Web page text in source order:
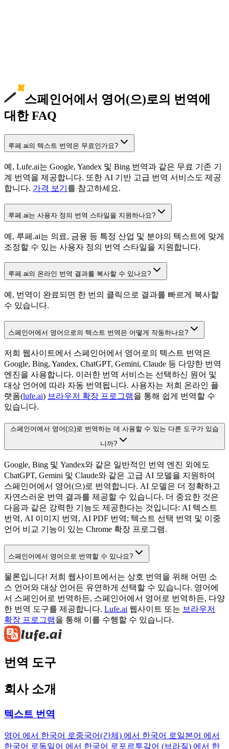
스페인어에서 영어(으)로의 번역에
대한 FAQ
루페.ai의 텍스트 번역은 무료인가요?
예, Lufe.ai는 Google, Yandex 및 Bing 번역과 같은 무료 기존 기
계 번역을 제공합니다. 또한 AI 기반 고급 번역 서비스도 제공
합니다. 가격 보기 를 참고하세요.
루페.ai는 사용자 정의 번역 스타일을 지원하나요?
예, 루페.ai는 의료, 금융 등 특정 산업 및 분야의 텍스트에 맞게
조정할 수 있는 사용자 정의 번역 스타일을 지원합니다.
루페.ai의 온라인 번역 결과를 복사할 수 있나요?
예, 번역이 완료되면 한 번의 클릭으로 결과를 빠르게 복사할
수 있습니다.
스페인어에서 영어으로의 텍스트 번역은 어떻게 작동하나요?
저희 웹사이트에서 스페인어에서 영어로의 텍스트 번역은
Google, Bing, Yandex, ChatGPT, Gemini, Claude 등 다양한 번역
엔진을 사용합니다. 이러한 번역 서비스는 선택하신 원어 및
대상 언어에 따라 자동 번역됩니다. 사용자는 저희 온라인 플
랫폼(lufe.ai) 브라우저 확장 프로그램을 통해 쉽게 번역할 수
있습니다.
스페인어에서 영어(으)로 번역하는 데 사용할 수 있는 다른 도구가 있습
니까?
Google, Bing 및 Yandex와 같은 일반적인 번역 엔진 외에도
ChatGPT, Gemini 및 Claude와 같은 고급 AI 모델을 지원하여
스페인어에서 영어(으)로 번역합니다. AI 모델은 더 정확하고
자연스러운 번역 결과를 제공할 수 있습니다. 더 중요한 것은
다음과 같은 강력한 기능도 제공한다는 것입니다: AI 텍스트
번역, AI 이미지 번역, AI PDF 번역; 텍스트 선택 번역 및 이중
언어 비교 기능이 있는 Chrome 확장 프로그램.
스페인어에서 영어으로 번역할 수 있나요?
물론입니다! 저희 웹사이트에서는 상호 번역을 위해 어떤 소
스 언어와 대상 언어든 유연하게 선택할 수 있습니다. 영어에
서 스페인어로 번역하든, 스페인어에서 영어로 번역하든, 다양
한 번역 도구를 제공합니다. Lufe.ai 웹사이트 또는 브라우저
확장 프로그램을 통해 이를 수행할 수 있습니다.
번역 도구
회사 소개
텍스트 번역
영어 에서 한국어 로중국어(간체) 에서 한국어 로일본어 에서
한국어 로독일어 에서 한국어 로 포르투갈어 (브라질) 에서 한